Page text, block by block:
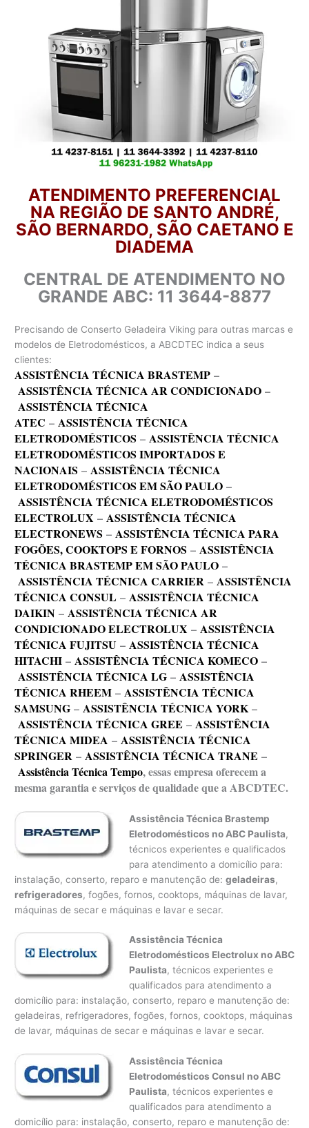
ATENDIMENTO PREFERENCIAL
NA REGIÃO DE SANTO ANDRÉ,
SÃO BERNARDO, SÃO CAETANO E
DIADEMA
CENTRAL DE ATENDIMENTO NO
GRANDE ABC: 11 3644-8877
Precisando de Conserto Geladeira Viking para outras marcas e
modelos de Eletrodomésticos, a ABCDTEC indica a seus
clientes:
ASSISTÊNCIA TÉCNICA BRASTEMP –
ASSISTÊNCIA TÉCNICA AR CONDICIONADO –
ASSISTÊNCIA TÉCNICA
ATEC –ASSISTÊNCIA TÉCNICA
ELETRODOMÉSTICOS –ASSISTÊNCIA TÉCNICA
ELETRODOMÉSTICOS IMPORTADOS E
NACIONAIS –ASSISTÊNCIA TÉCNICA
ELETRODOMÉSTICOS EM SÃO PAULO –
ASSISTÊNCIA TÉCNICA ELETRODOMÉSTICOS
ELECTROLUX –ASSISTÊNCIA TÉCNICA
ELECTRONEWS –ASSISTÊNCIA TÉCNICA PARA
FOGÕES, COOKTOPS E FORNOS –ASSISTÊNCIA
TÉCNICA BRASTEMP EM SÃO PAULO –
ASSISTÊNCIA TÉCNICA CARRIER –ASSISTÊNCIA
TÉCNICA CONSUL –ASSISTÊNCIA TÉCNICA
DAIKIN –ASSISTÊNCIA TÉCNICA AR
CONDICIONADO ELECTROLUX –ASSISTÊNCIA
TÉCNICA FUJITSU –ASSISTÊNCIA TÉCNICA
HITACHI –ASSISTÊNCIA TÉCNICA KOMECO –
ASSISTÊNCIA TÉCNICA LG –ASSISTÊNCIA
TÉCNICA RHEEM –ASSISTÊNCIA TÉCNICA
SAMSUNG –ASSISTÊNCIA TÉCNICA YORK–
ASSISTÊNCIA TÉCNICA GREE –ASSISTÊNCIA
TÉCNICA MIDEA –ASSISTÊNCIA TÉCNICA
SPRINGER –ASSISTÊNCIA TÉCNICA TRANE –
Assistência Técnica Tempo, essas empresa oferecem a
mesma garantia e serviços de qualidade que a ABCDTEC.
Assistência Técnica Brastemp
Eletrodomésticos no ABC Paulista,
técnicos experientes e qualificados
para atendimento a domicílio para:
instalação, conserto, reparo e manutenção de:geladeiras,
refrigeradores, fogões, fornos, cooktops, máquinas de lavar,
máquinas de secar e máquinas e lavar e secar.
Assistência Técnica
Eletrodomésticos Electrolux no ABC
Paulista, técnicos experientes e
qualificados para atendimento a
domicílio para: instalação, conserto, reparo e manutenção de:
geladeiras, refrigeradores, fogões, fornos, cooktops, máquinas
de lavar, máquinas de secar e máquinas e lavar e secar.
Assistência Técnica
Eletrodomésticos Consul no ABC
Paulista, técnicos experientes e
qualificados para atendimento a
domicílio para: instalação, conserto, reparo e manutenção de: